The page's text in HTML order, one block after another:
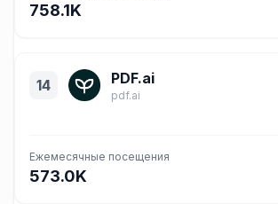
758.1K
14 PDF.ai
pdf.ai
Ежемесячные посещения
573.0K